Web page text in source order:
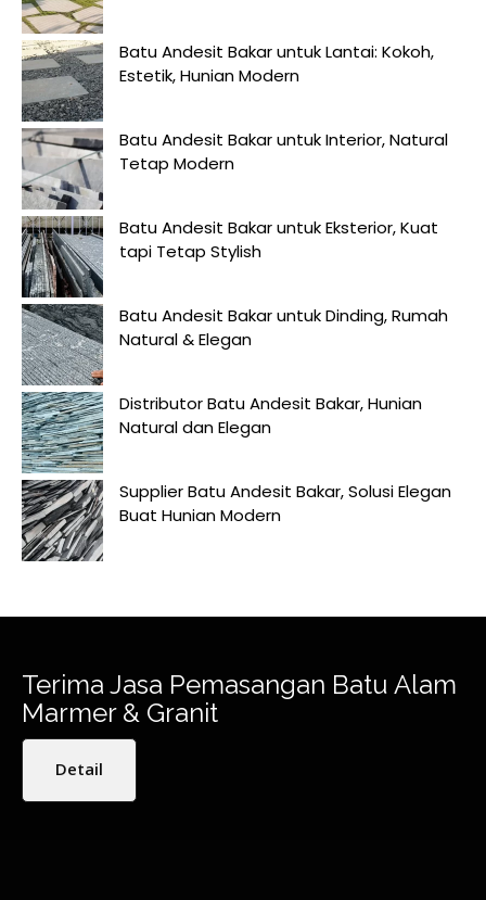
Batu Andesit Bakar untuk Lantai: Kokoh,
Estetik, Hunian Modern
Batu Andesit Bakar untuk Interior, Natural
Tetap Modern
Batu Andesit Bakar untuk Eksterior, Kuat
tapi Tetap Stylish
Batu Andesit Bakar untuk Dinding, Rumah
Natural & Elegan
Distributor Batu Andesit Bakar, Hunian
Natural dan Elegan
Supplier Batu Andesit Bakar, Solusi Elegan
Buat Hunian Modern
Terima Jasa Pemasangan Batu Alam
Marmer & Granit
Detail